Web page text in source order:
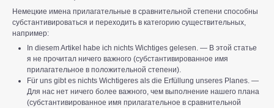
Немецкие имена прилагательные в сравнительной степени способны
субстантивироваться и переходить в категорию существительных,
например:
In diesem Artikel habe ich nichts Wichtiges gelesen. — В этой статье
я не прочитал ничего важного (субстантивированное имя
прилагательное в положительной степени).
Für uns gibt es nichts Wichtigeres als die Erfüllung unseres Planes. —
Для нас нет ничего более важного, чем выполнение нашего плана
(субстантивированное имя прилагательное в сравнительной